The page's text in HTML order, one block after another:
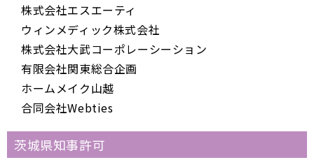
株式会社エスエーティ
ウィンメディック株式会社
株式会社大武コーポレーシーション
有限会社関東総合企画
ホームメイク山越
合同会社Webties
茨城県知事許可